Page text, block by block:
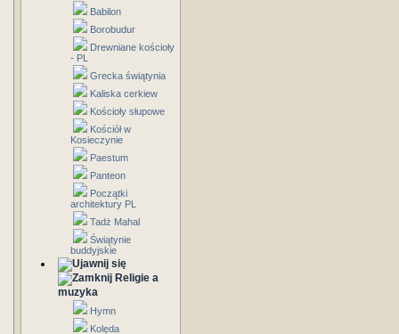
Babilon
Borobudur
Drewniane kościoły
- PL
Grecka świątynia
Kaliska cerkiew
Kościoły słupowe
Kościół w
Kosieczynie
Paestum
Panteon
Początki
architektury PL
Tadż Mahal
Świątynie
buddyjskie
Religie a
muzyka
Hymn
Kolęda